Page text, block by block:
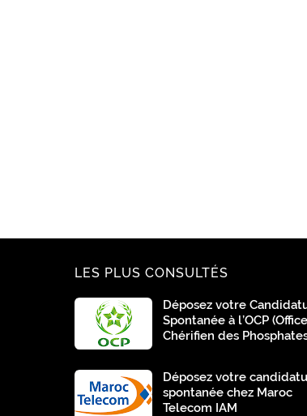
LES PLUS CONSULTÉS
Déposez votre
Spontanée à l’OCP (Office
Chérifien des
Déposez votre
spontanée chez Maroc
Telecom IAM